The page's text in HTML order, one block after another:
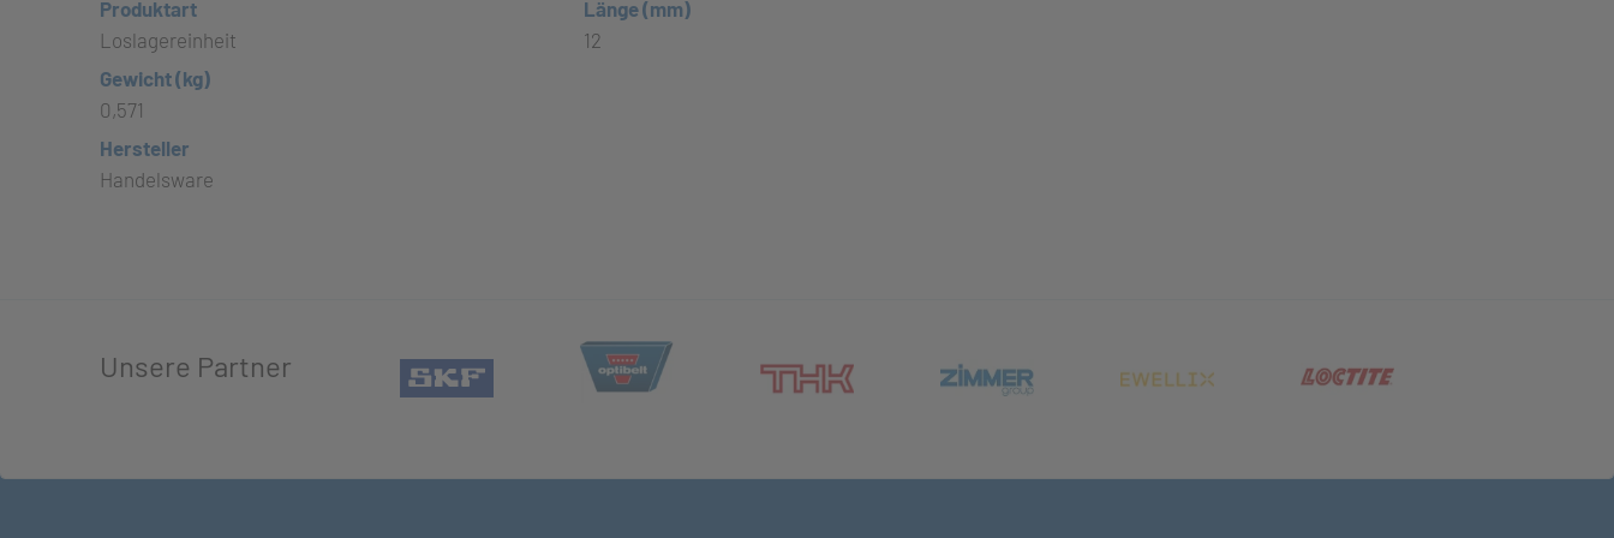
Produktart
Loslagereinheit
Länge (mm)
12
Gewicht (kg)
0,571
Hersteller
Handelsware
Unsere Partner (öffnet in neuem Tab)
(öffnet in neuem Tab)(öffnet in neuem Tab)(öffnet in neuem Tab)(öffnet in neuem Tab)